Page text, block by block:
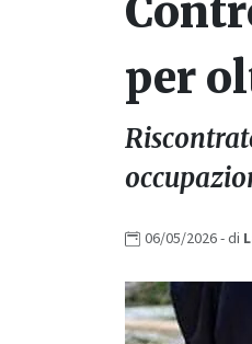
per
06/05/2026- di